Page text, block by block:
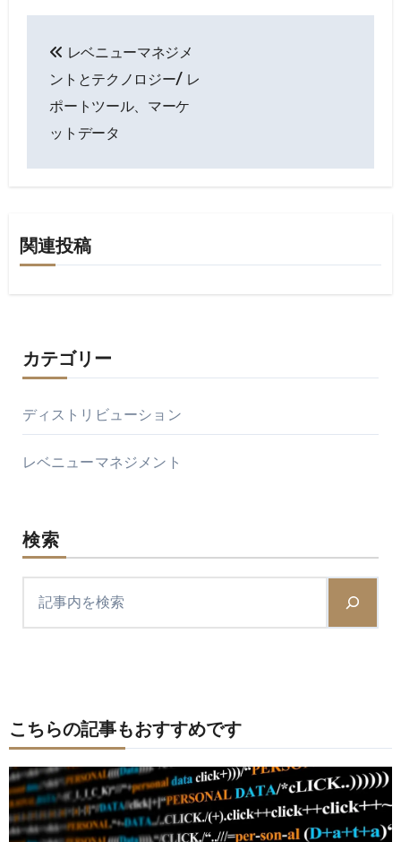
稿
ナ
ビ
シ
レベニューマネジメ
ントとテクノロジー/ レ
ポートツール、マーケ
ットデータ
関連投稿
カテゴリー
ディストリビューション
レベニューマネジメント
検索
こちらの記事もおすすめです